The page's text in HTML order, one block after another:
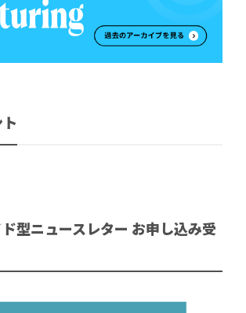
型ニュースレター お申し込み受